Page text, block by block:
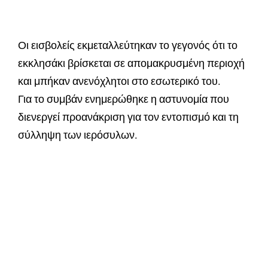
Οι εισβολείς εκμεταλλεύτηκαν το γεγονός ότι το
εκκλησάκι βρίσκεται σε απομακρυσμένη περιοχή
και μπήκαν ανενόχλητοι στο εσωτερικό του.
Για το συμβάν ενημερώθηκε η αστυνομία που
διενεργεί προανάκριση για τον εντοπισμό και τη
σύλληψη των ιερόσυλων.